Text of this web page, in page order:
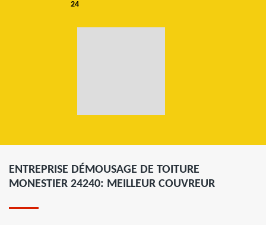
24
ENTREPRISE DÉMOUSAGE DE TOITURE
MONESTIER 24240: MEILLEUR COUVREUR